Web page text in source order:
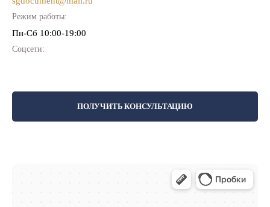
Режим работы:
Пн-Cб 10:00-19:00
Соцсети:
ПОЛУЧИТЬ КОНСУЛЬТАЦИЮ